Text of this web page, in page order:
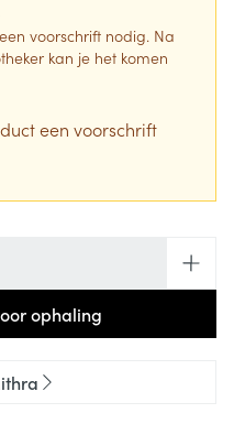
voorschrift nodig. Na
kan je het komen
een voorschrift
ophaling